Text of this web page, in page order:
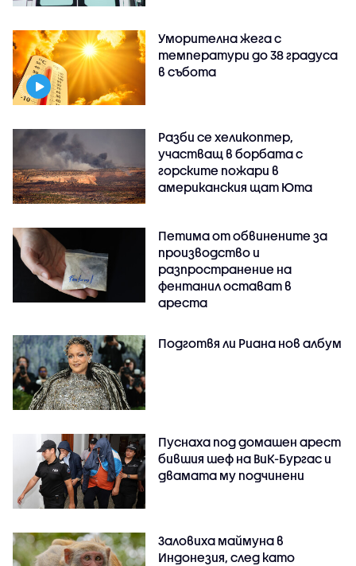
Уморителна жега с
температури до 38 градуса
в събота
Разби се хеликоптер,
участващ в борбата с
горските пожари в
американския щат Юта
Петима от обвинените за
производство и
разпространение на
фентанил остават в
ареста
Подготвя ли Риана нов албум
Пуснаха под домашен арест
бившия шеф на ВиК-Бургас и
двамата му подчинени
Заловиха маймуна в
Индонезия, след като